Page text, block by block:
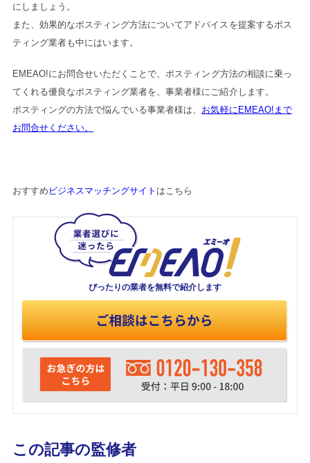
にしましょう。
また、効果的なポスティング方法についてアドバイスを提案するポス
ティング業者も中にはいます。
EMEAO!にお問合せいただくことで、ポスティング方法の相談に乗っ
てくれる優良なポスティング業者を、事業者様にご紹介します。
ポスティングの方法で悩んでいる事業者様は、 お気軽にEMEAO!まで
お問合せください。
おすすめ ビジネスマッチングサイト はこちら
ぴったりの業者を無料で紹介します
この記事の監修者